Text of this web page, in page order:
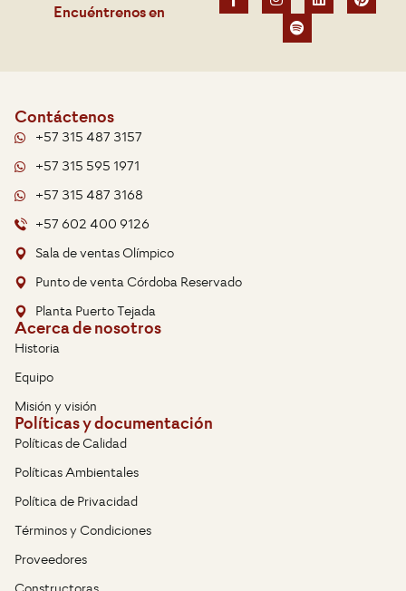
Encuéntrenos en
Contáctenos
+57 315 487 3157
+57 315 595 1971
+57 315 487 3168
+57 602 400 9126
Sala de ventas Olímpico
Punto de venta Córdoba Reservado
Planta Puerto Tejada
Acerca de nosotros
Historia
Equipo
Misión y visión
Políticas y documentación
Políticas de Calidad
Políticas Ambientales
Política de Privacidad
Términos y Condiciones
Proveedores